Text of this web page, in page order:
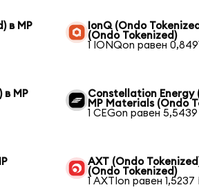
в MP
IonQ (Ondo
(Ondo Tokenized)
1 IONQon равен
в MP
Constellation Energy
MP Materials (Ondo
1 CEGon равен
AXT (Ondo
(Ondo Tokenized)
1 AXTIon равен 1,5237